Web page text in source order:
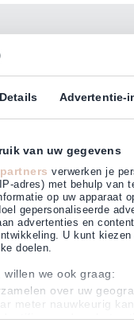
Details Advertentie-
van uw gegevens
verwerken je
adres) met behulp van
op uw apparaat
gepersonaliseerde
advertenties en
U kunt kiezen
doelen.
we ook graag:
over uw
meter nauwkeurig
door het
Newsletter
Kunden bewerten uns mit
4,63 (874)